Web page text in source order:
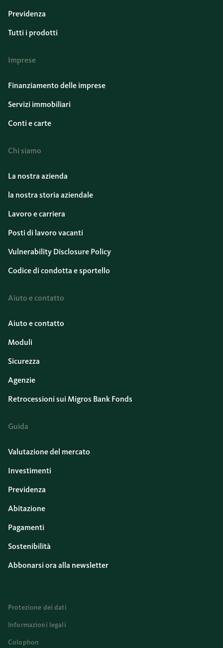
Previdenza
Tutti i prodotti
Imprese
Finanziamento delle imprese
Servizi immobiliari
Conti e carte
Chi siamo
La nostra azienda
la nostra storia aziendale
Lavoro e carriera
Posti di lavoro vacanti
Vulnerability Disclosure Policy
Codice di condotta e sportello
Aiuto e contatto
Aiuto e contatto
Moduli
Sicurezza
Agenzie
Retrocessioni sui Migros Bank Fonds
Guida
Valutazione del mercato
Investimenti
Previdenza
Abitazione
Pagamenti
Sostenibilità
Abbonarsi ora alla newsletter
Protezione dei dati
Informazioni legali
Colophon